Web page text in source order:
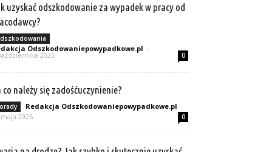
uzyskać odszkodowanie za wypadek w pracy od
Odszkodowaniepowypadkowe.pl -
2025 0
co należy się zadośćuczynienie?
Redakcja Odszkodowaniepowypadkowe.pl -
2025
0